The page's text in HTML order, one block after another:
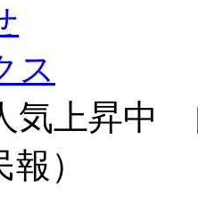
ス
気上昇中
報）